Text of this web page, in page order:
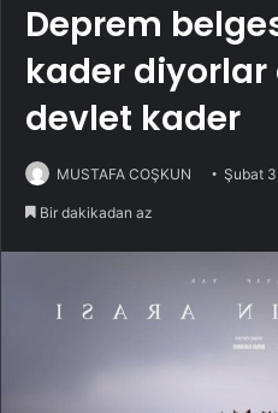
Deprem
kader
devlet kader
MUSTAFA COŞKUN Şubat
Bir dakikadan az